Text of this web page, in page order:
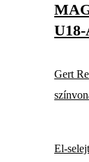
Gert
El-